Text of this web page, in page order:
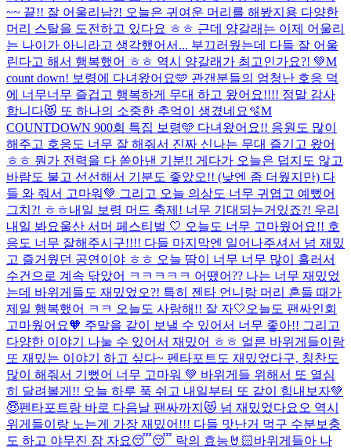
~~ 끝!! 잘 어울리남?! 오늘은 귀여운 머리를 해봤지용 다양한
머리 스탈을 도전하고 있다요 ㅎㅎ 근데 양갈래는 이제 어울리
는 나이가 아니라고 생각했어서... 부끄러웠는데 다들 잘 어울
린다고 해서 행복했어 ㅎㅎ 역시 양갈래가 최고인가요?! 💚M
count down! 보령에 다녀왔어요🩵 관갠분들의 엄청난 호응 덕
에 너무너무 즐겁고 행복하게 무대 하고 왔어요!!!! 정말 감사
합니다😻 또 하나의 소중한 추억이 생겼네요🫧M
COUNTDOWN 900회 특집 보령🩵 다녀왔어요!! 응원도 많이
해주고 호응도 너무 잘 해줘서 진짜 신나는 무대 즐기고 왔어
ㅎㅎ 뭔가 전력을 다 쏟아낸 기분!! 게다가 오늘은 덥지도 않고
바람도 불고 선선해서 기분도 좋았오!! (낮엔 좀 더웠지만) 다
들 와 줘서 고마워💚 그리고 오늘 의상도 너무 귀엽고 예뻤어
그치?! ㅎㅎ내일 보령 머드 축제! 너무 기대되는거있죠?! 우리
내일 봐요울산 서머 페스티벌 🤍 오늘도 너무 고마웠어요!! 호
응도 너무 잘해주시구!!!! 다들 마지막엔 일어나주셔서 넘 재밌
고 즐거웠던 공연이야 ㅎㅎ 오늘 땀이 너무 너무 많이 흘러서
수건으로 계속 닦았어 ㅋㅋㅋㅋㅋ 어땠어?? 나는 너무 재밌었
는데 바위게들도 재밌었오?! 특히 젠타 언니랑 머리 흔들 때가
제일 행복했어 ㅋㅋ 오늘도 사랑해!! 잘 자🤍 오늘도 팬싸인회
고마웠어요🧡 주말을 같이 보낼 수 있어서 너무 좋아!! 그리고
다양한 이야기 나눌 수 있어서 재밌어 ㅎㅎ 얼른 바위게들이랑
또 재밌는 이야기 하고 싶다~ 펜타포트도 재밌었다구, 칭찬도
많이 해줘서 기뻤어 너무 고마워 💚 바위게들 위해서 또 열심
히 달려볼게!! 오늘 하루 푹 쉬고 내일부터 또 같이 힘내보자💚
😇펜타포트랑 바로 다음날 팬싸까지😻 넘 재밌었다요오 역시
위게들이랑 노는게 가장 재밌어!!! 다들 맛난거 먹구 수분보충
도 하고 야무진 잠 자요😴😴 락의 효능🤘🏻바위게들아 나